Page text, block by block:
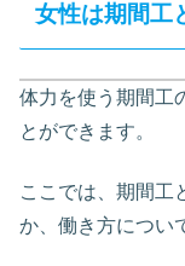
女性は期間工
体力を使う期間工
とができます。
ここでは、期間工
か、働き方につい